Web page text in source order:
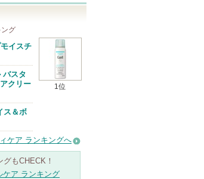
グ
1位
イスチ
バスタ
クリー
ス＆ボ
ケア ランキングへ
もCHECK！
ケア ランキング